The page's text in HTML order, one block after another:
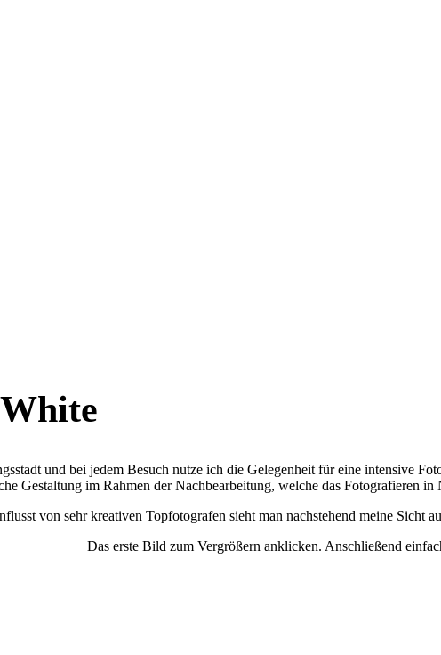
und bei jedem Besuch nutze ich die Gelegenheit für eine intensive
Gestaltung im Rahmen der Nachbearbeitung, welche das Fotografieren in
von sehr kreativen Topfotografen sieht man nachstehend meine Sicht
Das erste Bild zum Vergrößern anklicken. Anschließend einfach